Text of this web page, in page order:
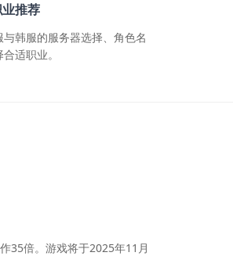
推荐
韩服的服务器选择、角色名
适职业。
35倍。游戏将于2025年11月